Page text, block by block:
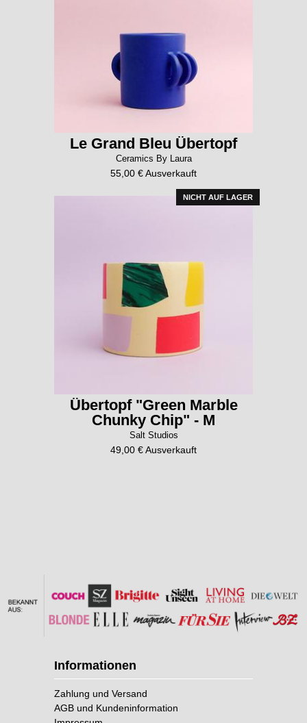
Le Grand Bleu Übertopf
Ceramics By Laura
55,00 € Ausverkauft
NICHT AUF LAGER
Übertopf "Green Marble
Chunky Chip" - M
Salt Studios
49,00 € Ausverkauft
Informationen
Zahlung und Versand
AGB und Kundeninformation